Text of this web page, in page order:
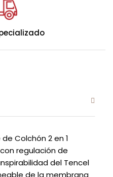
Colchón 2 en 1
regulación de
del Tencel
de la membrana